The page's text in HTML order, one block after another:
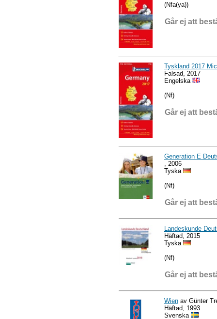
(Nfa(ya))
Går ej att
Tyskland 2017
Falsad, 2017
Engelska
(Nf)
Går ej att
Generation E
, 2006
Tyska
(Nf)
Går ej att
Landeskunde
Häftad, 2015
Tyska
(Nf)
Går ej att
Wien av Günter
Häftad, 1993
Svenska